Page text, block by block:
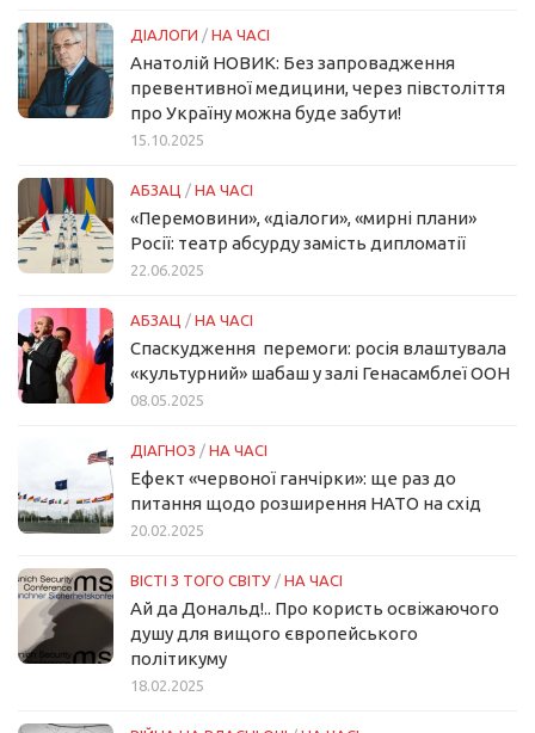
ДІАЛОГИ / НА ЧАСІ
Анатолій НОВИК: Без запровадження
превентивної медицини, через півстоліття
про Україну можна буде забути!
15.10.2025
АБЗАЦ / НА ЧАСІ
«Перемовини», «діалоги», «мирні плани»
Росії: театр абсурду замість дипломатії
22.06.2025
АБЗАЦ / НА ЧАСІ
Спаскудження перемоги: росія влаштувала
«культурний» шабаш у залі Генасамблеї ООН
08.05.2025
ДІАГНОЗ / НА ЧАСІ
Ефект «червоної ганчірки»: ще раз до
питання щодо розширення НАТО на схід
20.02.2025
ВІСТІ З ТОГО СВІТУ / НА ЧАСІ
Ай да Дональд!.. Про користь освіжаючого
душу для вищого європейського
політикуму
18.02.2025